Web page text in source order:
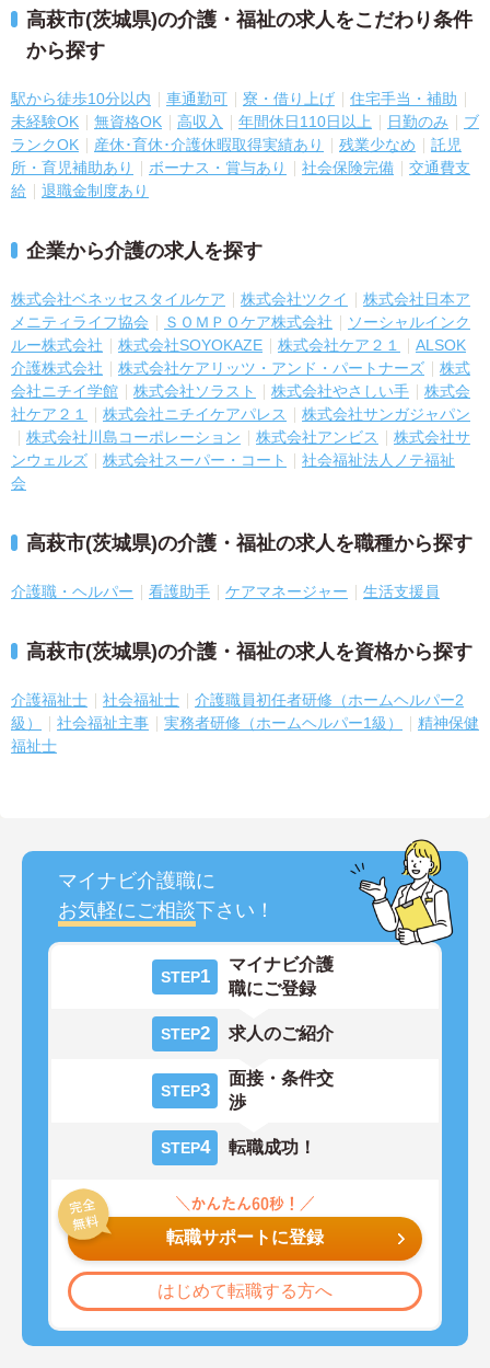
高萩市(茨城県)の介護・福祉の求人をこだわり条件
から探す
駅から徒歩10分以内 車通勤可 寮・借り上げ
住宅手当・補助
未経験OK
無資格OK 高収入 年間休日110日以上 日勤のみ
ブ
ランクOK
産休･育休･介護休暇取得実績あり 残業少なめ
託児
所・育児補助あり
ボーナス・賞与あり 社会保険完備
交通費支
給
退職金制度あり
企業から介護の求人を探す
株式会社ベネッセスタイルケア 株式会社ツクイ
株式会社日本ア
メニティライフ協会
ＳＯＭＰＯケア株式会社
ソーシャルインク
ルー株式会社
株式会社SOYOKAZE 株式会社ケア２１
ALSOK
介護株式会社
株式会社ケアリッツ・アンド・パートナーズ
株式
会社ニチイ学館
株式会社ソラスト 株式会社やさしい手
株式会
社ケア２１
株式会社ニチイケアパレス
株式会社サンガジャパン
株式会社川島コーポレーション
株式会社アンビス
株式会社サ
ンウェルズ
株式会社スーパー・コート
社会福祉法人ノテ福祉
会
高萩市(茨城県)の介護・福祉の求人を職種から探す
介護職・ヘルパー 看護助手 ケアマネージャー 生活支援員
高萩市(茨城県)の介護・福祉の求人を資格から探す
介護福祉士 社会福祉士
介護職員初任者研修（ホームヘルパー2
級）
社会福祉主事 実務者研修（ホームヘルパー1級）
精神保健
福祉士
マイナビ介護職に
お気軽にご相談下さい！
STEP1
マイナビ介護
職にご登録
STEP2 求人のご紹介
STEP3
面接・条件交
渉
STEP4 転職成功！
転職サポートに登録
はじめて転職する方へ